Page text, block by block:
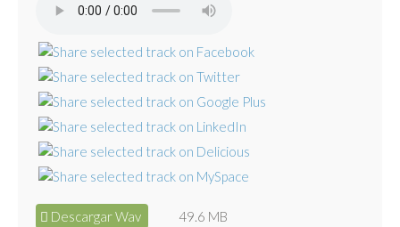
Descargar Wav 49.6 MB